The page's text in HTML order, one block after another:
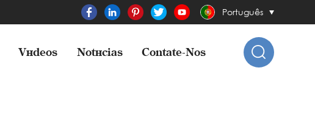
Português
Vídeos Notícias Contate-Nos